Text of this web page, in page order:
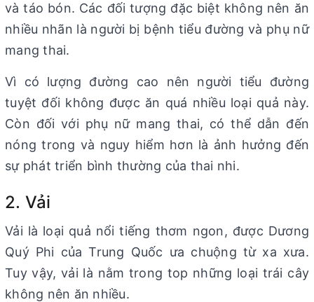
và táo bón. Các đối tượng đặc biệt không nên ăn
nhiều nhãn là người bị bệnh tiểu đường và phụ nữ
mang thai.
Vì có lượng đường cao nên người tiểu đường
tuyệt đối không được ăn quá nhiều loại quả này.
Còn đối với phụ nữ mang thai, có thể dẫn đến
nóng trong và nguy hiểm hơn là ảnh hưởng đến
sự phát triển bình thường của thai nhi.
2. Vải
Vải là loại quả nổi tiếng thơm ngon, được Dương
Quý Phi của Trung Quốc ưa chuộng từ xa xưa.
Tuy vậy, vải là nằm trong top những loại trái cây
không nên ăn nhiều.